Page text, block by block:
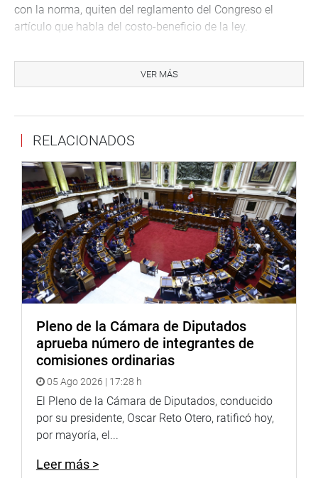
con la norma, quiten del reglamento del Congreso el
artículo que habla del costo-beneficio de la ley.
Universidad Católica, manifestó que la calidad de la
normatividad es vital para la adecuada implementación
La confianza es fuente de legitimidad, se garantiza la
seguridad jurídica y se fortalece el estado de derecho. En
conclusión, la calidad de las normas fortalece el sistema
democrático. Para ello es necesario aplicar principios
como la transparencia, la participación ciudadana, la
rendición de cuentas, la eficacia y el respeto al principio
de legalidad, indicó.
A su vez, Federico de Montalvo, profesor de la
Universidad Pontificia de Comillas (España), saludó la
mecanismos de control o de evaluación de las leyes,
aunque se mostró partidario de que ese control esté en
manos del Ejecutivo, pues es el órgano que ejerce la
mayor iniciativa legislativa en el país.
Indicó además que les toca a los ministerios evaluar las
leyes que promueven, y a los jueces interpretar la
dijo que ese control puede elevar a mejorar la calidad de
VER MÁS
RELACIONADOS
Pleno de la Cámara de Diputados
aprueba número de integrantes de
comisiones ordinarias
05 Ago 2026 | 17:28 h
El Pleno de la Cámara de Diputados, conducido
por su presidente, Oscar Reto Otero, ratificó hoy,
por mayoría, el...
Leer más >